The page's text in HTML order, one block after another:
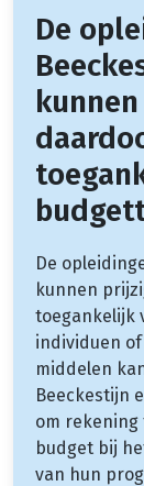
De
De
kunnen
toegankelijk
individuen
middelen
Beeckestijn
om
budget bij
van hun